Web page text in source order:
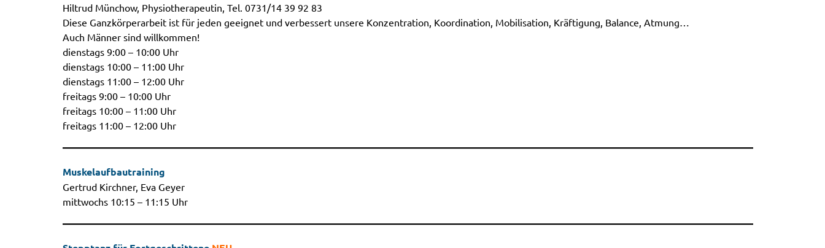
Hiltrud Münchow, Physiotherapeutin, Tel. 0731/14 39 92 83
Diese Ganzkörperarbeit ist für jeden geeignet und verbessert unsere Konzentration, Koordination, Mobilisation, Kräftigung, Balance, Atmung…
Auch Männer sind willkommen!
dienstags 9:00 – 10:00 Uhr
dienstags 10:00 – 11:00 Uhr
dienstags 11:00 – 12:00 Uhr
freitags 9:00 – 10:00 Uhr
freitags 10:00 – 11:00 Uhr
freitags 11:00 – 12:00 Uhr
Muskelaufbautraining
Gertrud Kirchner, Eva Geyer
mittwochs 10:15 – 11:15 Uhr